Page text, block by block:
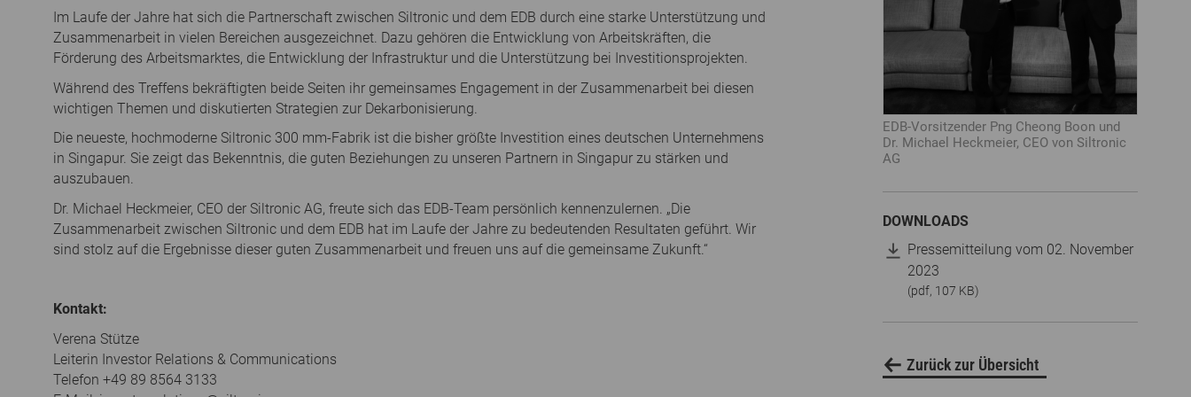
Im Laufe der Jahre hat sich die Partnerschaft zwischen Siltronic und dem EDB durch eine starke Unterstützung und
Zusammenarbeit in vielen Bereichen ausgezeichnet. Dazu gehören die Entwicklung von Arbeitskräften, die
Förderung des Arbeitsmarktes, die Entwicklung der Infrastruktur und die Unterstützung bei Investitionsprojekten.
Während des Treffens bekräftigten beide Seiten ihr gemeinsames Engagement in der Zusammenarbeit bei diesen
wichtigen Themen und diskutierten Strategien zur Dekarbonisierung.
Die neueste, hochmoderne Siltronic 300 mm-Fabrik ist die bisher größte Investition eines deutschen Unternehmens
in Singapur. Sie zeigt das Bekenntnis, die guten Beziehungen zu unseren Partnern in Singapur zu stärken und
auszubauen.
Dr. Michael Heckmeier, CEO der Siltronic AG, freute sich das EDB-Team persönlich kennenzulernen. „Die
Zusammenarbeit zwischen Siltronic und dem EDB hat im Laufe der Jahre zu bedeutenden Resultaten geführt. Wir
sind stolz auf die Ergebnisse dieser guten Zusammenarbeit und freuen uns auf die gemeinsame Zukunft.“
Kontakt:
Verena Stütze
Leiterin Investor Relations & Communications
Telefon +49 89 8564 3133
EDB-Vorsitzender Png Cheong Boon und
Dr. Michael Heckmeier, CEO von Siltronic
AG
DOWNLOADS
Pressemitteilung vom 02. November
2023
(pdf, 107 KB)
Zurück zur Übersicht